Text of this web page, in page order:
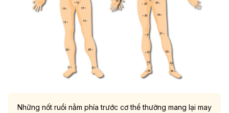
Những nốt ruồi nằm phía trước cơ thể thường mang lại may